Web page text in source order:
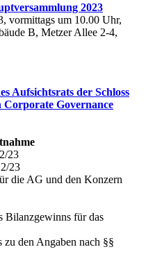
2023
vormittags um 10.00 Uhr,
B, Metzer Allee 2-4,
Aufsichtsrats der Schloss
Corporate Governance
23
23
die AG und den Konzern
Bilanzgewinns für das
den Angaben nach §§